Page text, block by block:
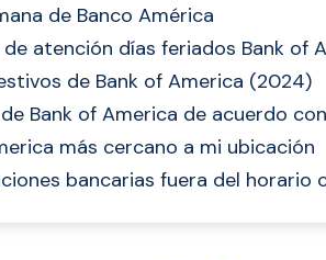
de Banco América
atención días feriados Bank of
de Bank of America (2024)
Bank of America de acuerdo
más cercano a mi ubicación
bancarias fuera del horario